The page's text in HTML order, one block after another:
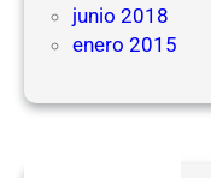
junio 2018
enero 2015